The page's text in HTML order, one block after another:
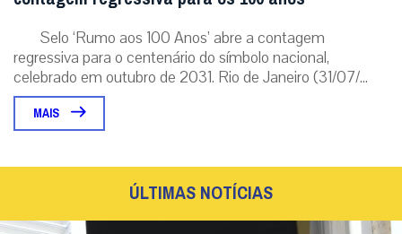
Selo ‘Rumo aos 100 Anos’ abre a contagem
regressiva para o centenário do símbolo nacional,
celebrado em outubro de 2031. Rio de Janeiro (31/07/...
MAIS
ÚLTIMAS NOTÍCIAS